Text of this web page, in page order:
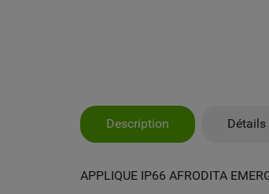
Description Détails
APPLIQUE IP66 AFRODITA